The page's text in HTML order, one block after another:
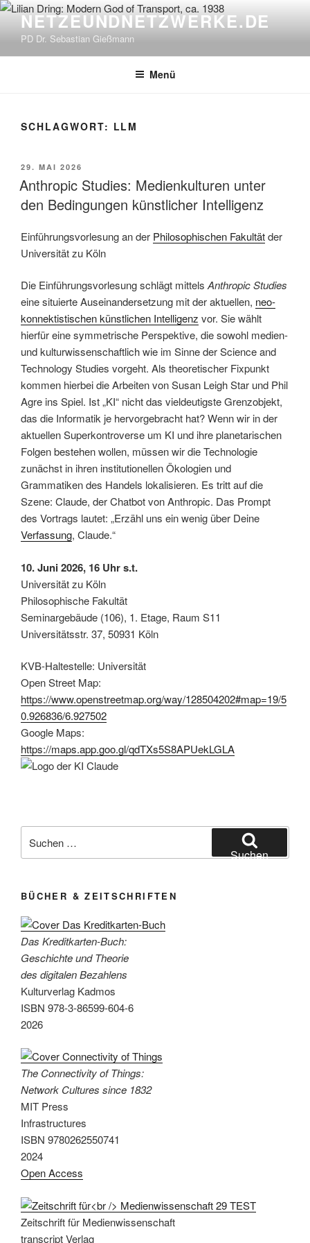
Zum
springen
NETZEUNDNETZWERKE.DE
PD Dr. Sebastian Gießmann
Menü
SCHLAGWORT: LLM
VERÖFFENTLICHT
AM
29. MAI 2026
Anthropic Studies: Medienkulturen unter
den Bedingungen künstlicher Intelligenz
Einführungsvorlesung an der Philosophischen Fakultätder
Universität zu Köln
Die Einführungsvorlesung schlägt mittelsAnthropic Studies
eine situierte Auseinandersetzung mit der aktuellen, neo-
konnektistischen künstlichen Intelligenz vor. Sie wählt
hierfür eine symmetrische Perspektive, die sowohl medien-
und kulturwissenschaftlich wie im Sinne der Science and
Technology Studies vorgeht. Als theoretischer Fixpunkt
kommen hierbei die Arbeiten von Susan Leigh Star und Phil
Agre ins Spiel. Ist „KI“ nicht das vieldeutigste Grenzobjekt,
das die Informatik je hervorgebracht hat? Wenn wir in der
aktuellen Superkontroverse um KI und ihre planetarischen
Folgen bestehen wollen, müssen wir die Technologie
zunächst in ihren institutionellen Ökologien und
Grammatiken des Handels lokalisieren. Es tritt auf die
Szene: Claude, der Chatbot von Anthropic. Das Prompt
des Vortrags lautet: „Erzähl uns ein wenig über Deine
Verfassung, Claude.“
10. Juni 2026, 16 Uhr s.t.
Universität zu Köln
Philosophische Fakultät
Seminargebäude (106), 1. Etage, Raum S11
Universitätsstr. 37, 50931 Köln
KVB-Haltestelle: Universität
Open Street Map:
https://www.openstreetmap.org/way/128504202#map=19/5
0.926836/6.927502
Google Maps:
https://maps.app.goo.gl/qdTXs5S8APUekLGLA
nach:
Suchen
BÜCHER & ZEITSCHRIFTEN
Das Kreditkarten-Buch:
Geschichte und Theorie
des digitalen Bezahlens
Kulturverlag Kadmos
ISBN 978-3-86599-604-6
2026
The Connectivity of Things:
Network Cultures since 1832
MIT Press
Infrastructures
ISBN 9780262550741
2024
Open Access
Zeitschrift für Medienwissenschaft
transcript Verlag